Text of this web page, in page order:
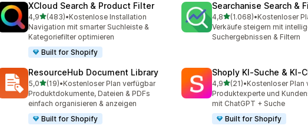
XCloud Search & Product Filter
4,9von 5 Sternen
(483)
483 Rezensionen insgesamt
•Kostenlose Installation
Navigation mit smarter Suchleiste &
Kategoriefilter optimieren
Built for Shopify
Searchanise Search &
4,8von 5 Sternen
(1.068)
1068 Rezensionen
•
Verkäufe steigern mit
Suchergebnissen & Filtern
ResourceHub Document Library
5,0von 5 Sternen
(19)
19 Rezensionen insgesamt
•Kostenloser Plan verfügbar
Produktdokumente, Dateien & PDFs
einfach organisieren & anzeigen
Built for Shopify
Shoply KI‑Suche &
4,9von 5 Sternen
(21)
21 Rezensionen insgesamt
•Kostenloser Plan
Produktexperte und
mit ChatGPT + Suche
Built for Shopify